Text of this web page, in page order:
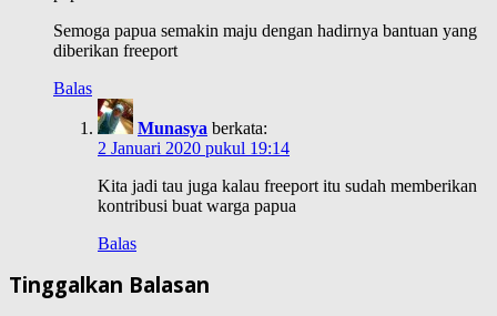
Semoga papua semakin maju dengan hadirnya bantuan yang
diberikan freeport
Balas
Munasya berkata:
2 Januari 2020 pukul 19:14
Kita jadi tau juga kalau freeport itu sudah memberikan
kontribusi buat warga papua
Balas
Tinggalkan Balasan